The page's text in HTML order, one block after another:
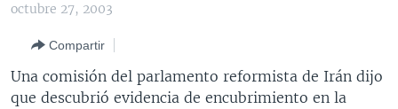
Salte
principal
Salte
VOA VERIFICA INMIGRACIÓN
VOA VERIFICA AMÉRICA LATINA
ARGENTINA
BOLIVIA
CHINA EN AMÉRICA LATINA
CENTROAMÉRICA
octubre 27, 2003
Compartir
Una comisión del parlamento reformista de Irán dijo
que descubrió evidencia de encubrimiento en la